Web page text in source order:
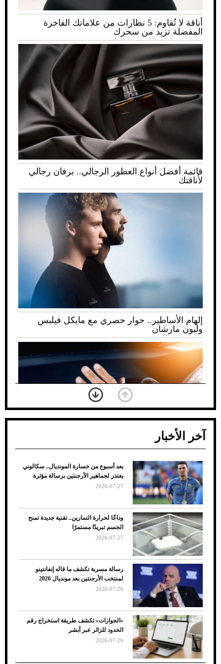
أناقة لا تُقاوم: 5 نظارات من علاماتك الفاخرة
المفضلة تزيد من سحرك
قائمة أفضل أنواع العطور الرجالي.. برفان رجالي
لأناقتك
إلهام الأساطير.. حوار حصري مع مايكل فيلبس
وليون مارشان
ضعف تبريد مكيف السيارة عند الوقوف.. أشهر
الأسباب والحلول
7 نصائح لاختيار لون البنطلون المناسب للقميص
الأسود
آخر الأخبار
بعد أسبوع من خسارة المونديال.. سكالوني
يعتذر لجماهير الأرجنتين برسالة مؤثرة
2026-07-27
وداعًا لحرارة التمارين.. تقنية جديدة تمنح
الجسم تبريدًا مستمرًا
2026-07-27
رسالة مسربة تكشف ما قاله إنفانتينو
لمنتخب الأرجنتين بعد مونديال 2026
2026-07-26
«الجوازات» تكشف طريقة استخراج رقم
الحدود للزائر عبر أبشر
2026-07-26